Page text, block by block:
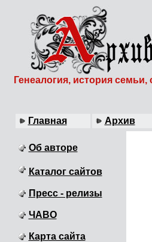
Генеалогия, история
Главная Архив
Об авторе
Каталог сайтов
Пресс - релизы
ЧАВО
Карта сайта